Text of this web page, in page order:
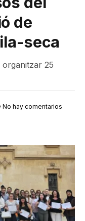
de
seca
25
No hay comentarios